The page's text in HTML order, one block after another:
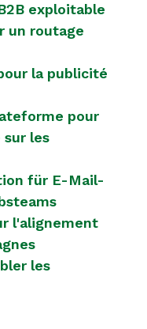
exploitable
un routage
la publicité
pour
sur les
für E-Mail-
l'alignement
les